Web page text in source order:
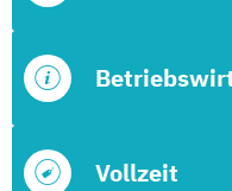
Vollzeit